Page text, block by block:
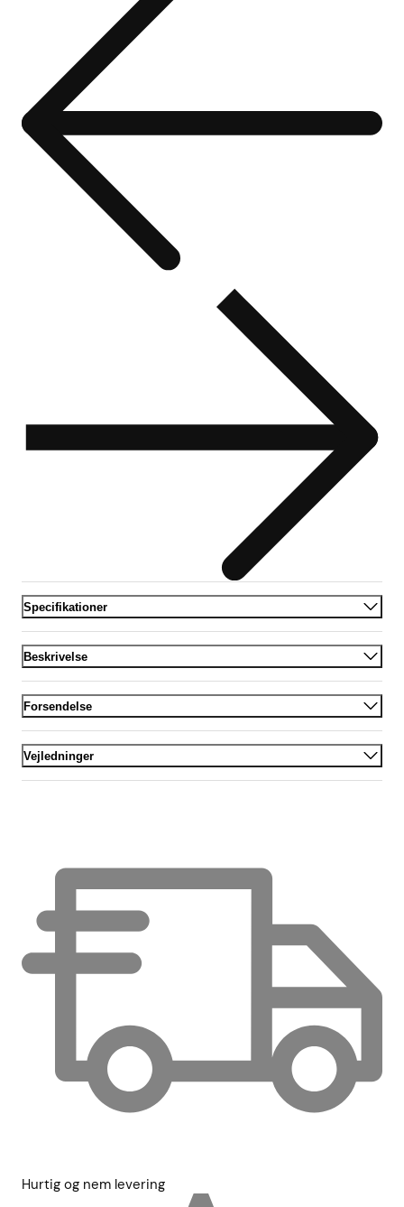
Specifikationer
Beskrivelse
Forsendelse
Vejledninger
Hurtig og nem levering